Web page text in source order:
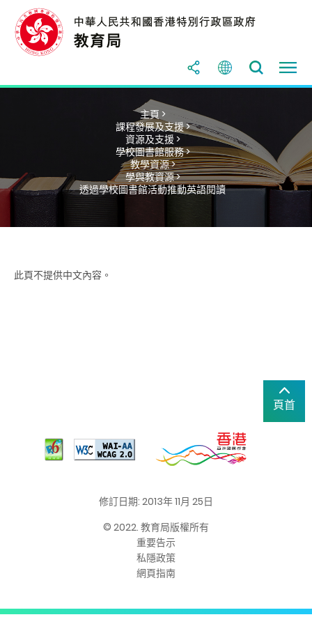
主頁 >
課程發展及支援 >
資源及支援 >
學校圖書館服務 >
教學資源 >
學與教資源 >
透過學校圖書館活動推動英語閱讀
此頁不提供中文內容。
頁首
修訂日期: 2013年 11月 25日
© 2022. 教育局版權所有
重要告示
私隱政策
網頁指南